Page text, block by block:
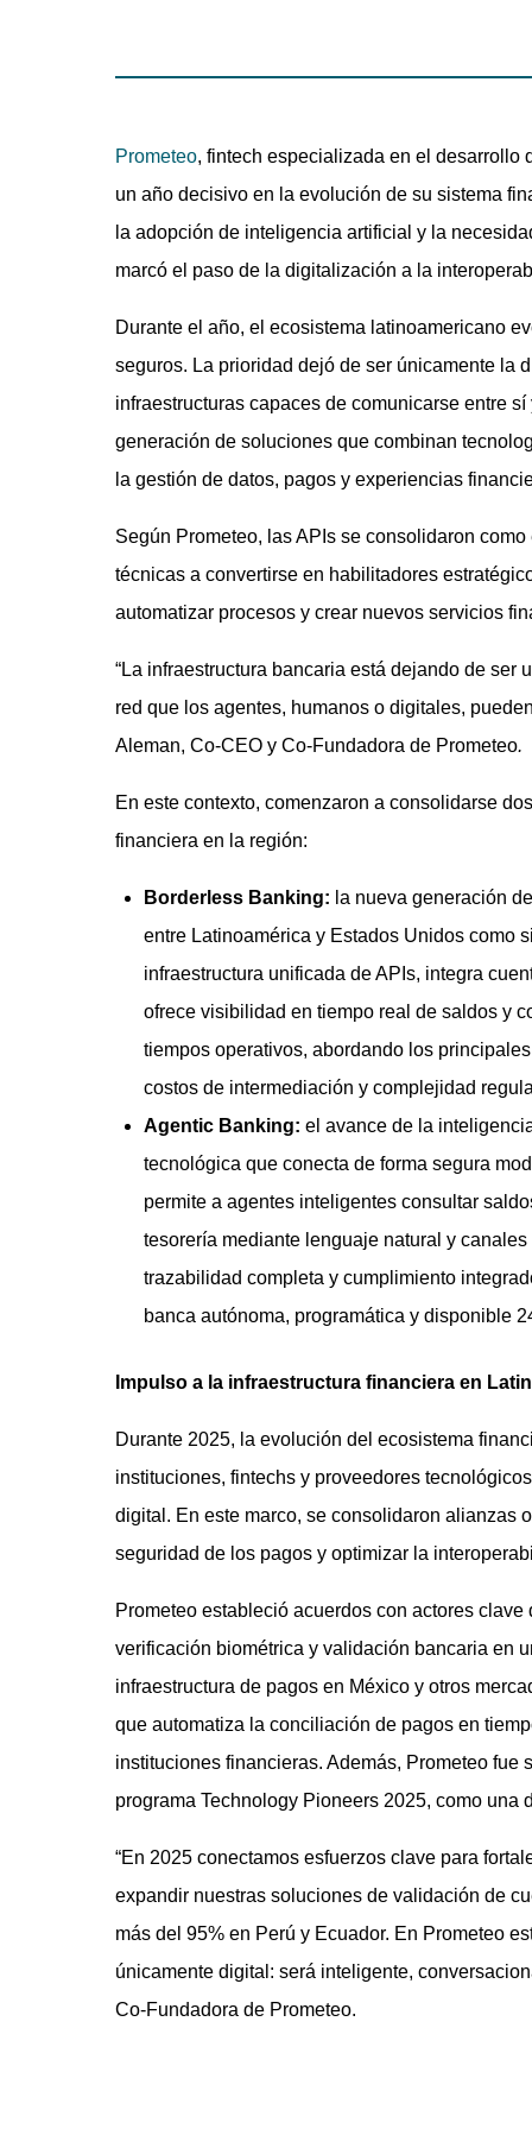
Prometeo, fintech especializada en el desarrollo
un año decisivo en la evolución de su sistema
la adopción de inteligencia artificial y la
marcó el paso de la digitalización a la
Durante el año, el ecosistema latinoamericano
seguros. La prioridad dejó de ser únicamente la
infraestructuras capaces de comunicarse entre
generación de soluciones que combinan
la gestión de datos, pagos y experiencias
Según Prometeo, las APIs se consolidaron
técnicas a convertirse en habilitadores
automatizar procesos y crear nuevos servicios
“La infraestructura bancaria está dejando de
red que los agentes, humanos o digitales,
Aleman, Co-CEO y Co-Fundadora de Prometeo.
En este contexto, comenzaron a consolidarse
financiera en la región:
Borderless Banking: la nueva generación
entre Latinoamérica y Estados Unidos como
infraestructura unificada de APIs, integra
ofrece visibilidad en tiempo real de saldos y
tiempos operativos, abordando los
costos de intermediación y complejidad
Agentic Banking: el avance de la
tecnológica que conecta de forma segura
permite a agentes inteligentes consultar
tesorería mediante lenguaje natural y
trazabilidad completa y cumplimiento
banca autónoma, programática y disponible
Impulso a la infraestructura financiera en
Durante 2025, la evolución del ecosistema
instituciones, fintechs y proveedores
digital. En este marco, se consolidaron alianzas
seguridad de los pagos y optimizar la
Prometeo estableció acuerdos con actores
verificación biométrica y validación bancaria en
infraestructura de pagos en México y otros
que automatiza la conciliación de pagos en
instituciones financieras. Además, Prometeo
programa Technology Pioneers 2025, como
“En 2025 conectamos esfuerzos clave para
expandir nuestras soluciones de validación de
más del 95% en Perú y Ecuador. En Prometeo
únicamente digital: será inteligente,
Co-Fundadora de Prometeo.